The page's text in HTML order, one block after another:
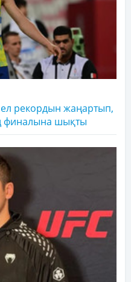
ел рекордын жаңартып,
финалына шықты